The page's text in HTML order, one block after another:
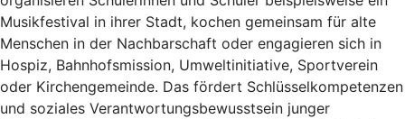
Musikfestival in ihrer Stadt, kochen gemeinsam für alte
Menschen in der Nachbarschaft oder engagieren sich in
Hospiz, Bahnhofsmission, Umweltinitiative, Sportverein
oder Kirchengemeinde. Das fördert Schlüsselkompetenzen
und soziales Verantwortungsbewusstsein junger